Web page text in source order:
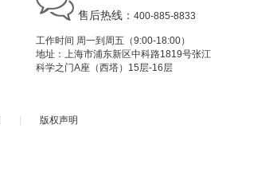
售后热线： 400-885-8833
工作时间 周一到周五（9:00-18:00）
地址：上海市浦东新区中科路1819号张江
科学之门A座（西塔）15层-16层
版权声明